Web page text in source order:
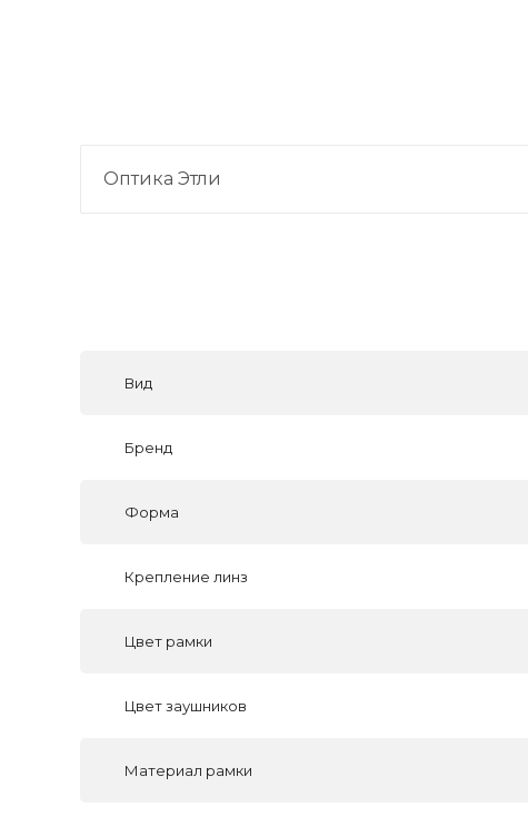
Оптика Этли
Вид
Бренд
Форма
Крепление линз
Цвет рамки
Цвет заушников
Материал рамки